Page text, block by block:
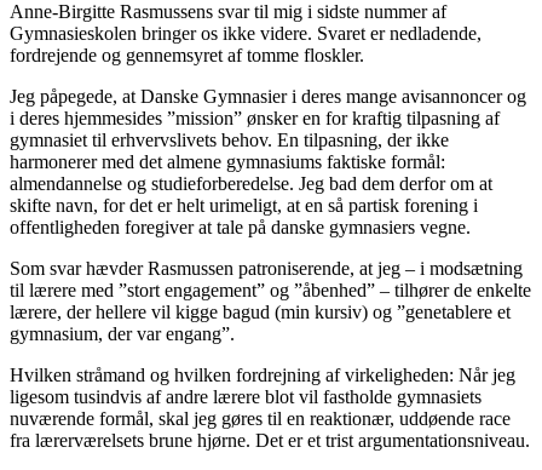
Anne-Birgitte Rasmussens svar til mig i sidste nummer af
Gymnasieskolen bringer os ikke videre. Svaret er nedladende,
fordrejende og gennemsyret af tomme floskler.
Jeg påpegede, at Danske Gymnasier i deres mange avisannoncer og
i deres hjemmesides ”mission” ønsker en for kraftig tilpasning af
gymnasiet til erhvervslivets behov. En tilpasning, der ikke
harmonerer med det almene gymnasiums faktiske formål:
almendannelse og studieforberedelse. Jeg bad dem derfor om at
skifte navn, for det er helt urimeligt, at en så partisk forening i
offentligheden foregiver at tale på danske gymnasiers vegne.
Som svar hævder Rasmussen patroniserende, at jeg – i modsætning
til lærere med ”stort engagement” og ”åbenhed” – tilhører de enkelte
lærere, der hellere vil kigge bagud (min kursiv) og ”genetablere et
gymnasium, der var engang”.
Hvilken stråmand og hvilken fordrejning af virkeligheden: Når jeg
ligesom tusindvis af andre lærere blot vil fastholde gymnasiets
nuværende formål, skal jeg gøres til en reaktionær, uddøende race
fra lærerværelsets brune hjørne. Det er et trist argumentationsniveau.